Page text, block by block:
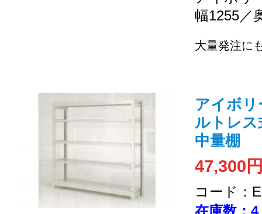
幅1255／
大量発注に
アイボリ
ルトレス
中量棚
47,300
コード：